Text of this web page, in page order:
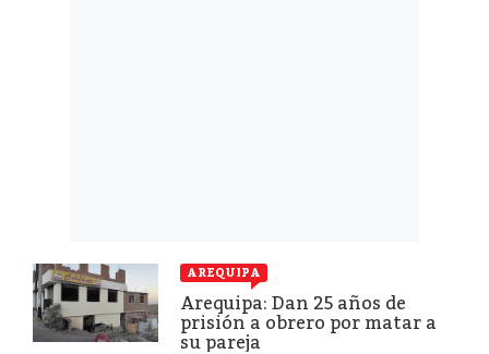
AREQUIPA
Arequipa: Dan 25 años de
prisión a obrero por matar a
su pareja